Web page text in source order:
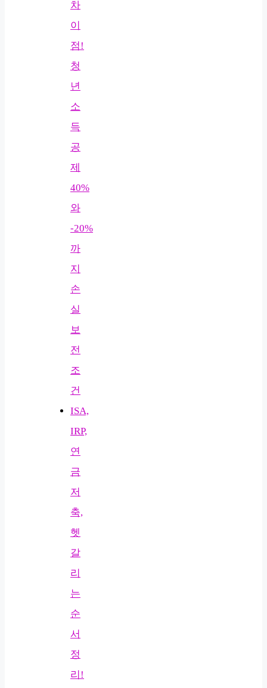
차
이
점!
청
년
소
득
공
제
40%
와
-20%
까
지
손
실
보
전
조
건
ISA,
IRP,
연
금
저
축,
헷
갈
리
는
순
서
정
리!